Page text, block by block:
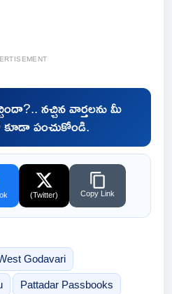
నచ్చిన వార్తలను మీ
కూడా పంచుకోండి.
(Twitter) Copy Link
Godavari
Pattadar Passbooks